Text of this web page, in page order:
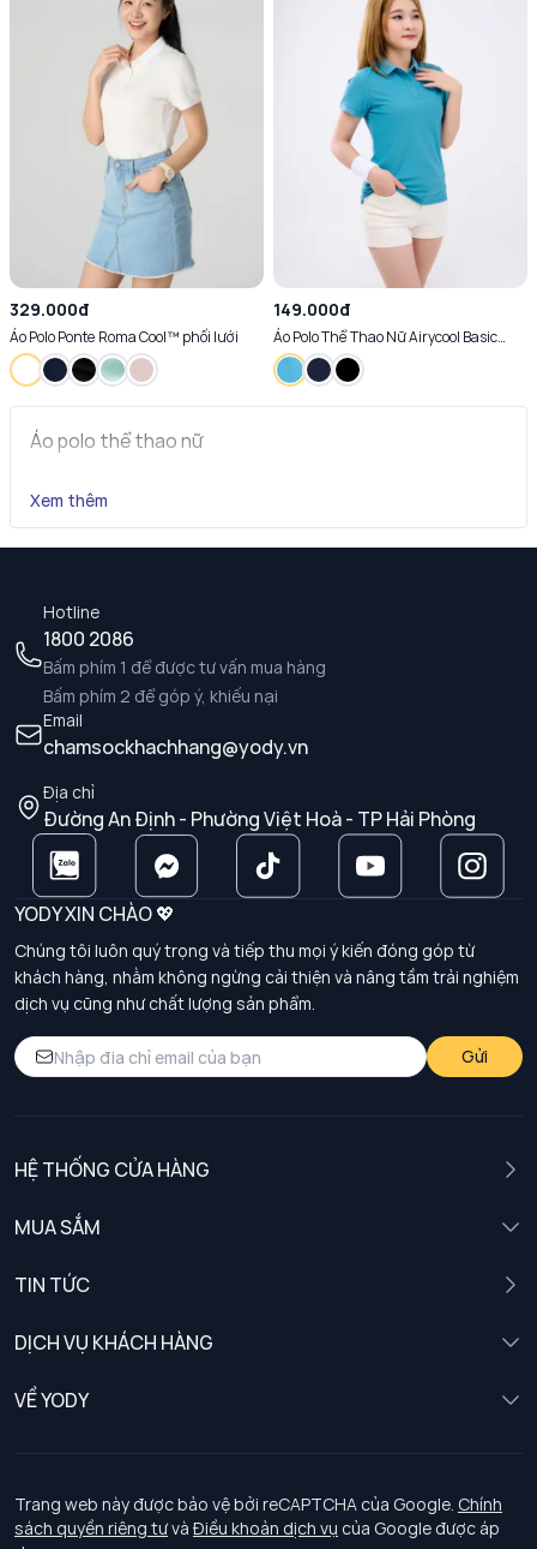
329.000đ
Áo Polo Ponte Roma Cool™ phối lưới
149.000đ
Áo Polo Thể Thao Nữ Airycool Basic
Thoáng Mát Mềm Mại
Áo polo thể thao nữ
Xem thêm
Hotline
1800 2086
Bấm phím 1 để được tư vấn mua hàng
Bấm phím 2 để góp ý, khiếu nại
Email
chamsockhachhang@yody.vn
Địa chỉ
Đường An Định - Phường Việt Hoà - TP Hải Phòng
YODY XIN CHÀO 💖
Chúng tôi luôn quý trọng và tiếp thu mọi ý kiến đóng góp từ
khách hàng, nhằm không ngừng cải thiện và nâng tầm trải nghiệm
dịch vụ cũng như chất lượng sản phẩm.
Gửi
HỆ THỐNG CỬA HÀNG
MUA SẮM
TIN TỨC
DỊCH VỤ KHÁCH HÀNG
Chính sách khách hàng thân thiết
Chính sách bảo vệ dữ liệu cá nhân
VỀ YODY
Tuyển dụng
Trang web này được bảo vệ bởi reCAPTCHA của Google. Chính
sách quyền riêng tưvà Điều khoản dịch vụ của Google được áp